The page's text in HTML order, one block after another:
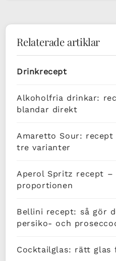
Relaterade artiklar
Drinkrecept
Alkoholfria drinkar:
blandar direkt
Amaretto Sour:
tre varianter
Aperol Spritz recept –
proportionen
Bellini recept: så gör
persiko- och
Cocktailglas: rätt glas